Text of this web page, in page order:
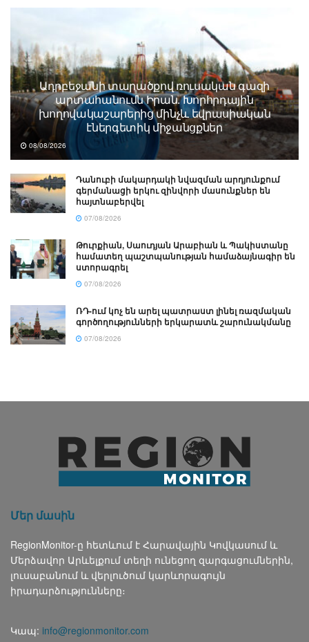
Ադրբեջանի տարածքով ռուսական գազի
արտահանումն Իրան. Խորհրդային
խողովակաշարերից մինչև եվրասիական
էներգետիկ միջանցքներ
08/08/2026
Դանուբի մակարդակի նվազման արդյունքում
գերմանացի երկու զինվորի մասունքներ են
հայտնաբերվել
07/08/2026
Թուրքիան, Սաուդյան Արաբիան և Պակիստանը
համատեղ պաշտպանության համաձայնագիր են
ստորագրել
07/08/2026
ՌԴ-ում կոչ են արել պատրաստ լինել ռազմական
գործողությունների երկարատև շարունակմանը
07/08/2026
Մեր մասին
RegionMonitor-ը հետևում է Հարավային Կովկասում և
Մերձավոր Արևելքում տեղի ունեցող զարգացումներին,
լուսաբանում և վերլուծում կարևորագույն
իրադարձությունները։
Կապ: info@regionmonitor.com